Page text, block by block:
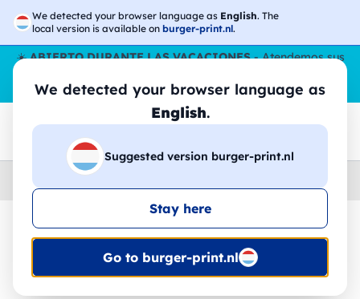
We detected your browser language as English. The
local version is available on burger-print.nl.
We detected your browser language as
English.
Suggested version burger-print.nl
Stay here
Go to burger-print.nl
☀️ABIERTO DURANTE LAS VACACIONES- Atendemos sus
pedidos durante todo el verano, incluso en agosto.
Sin parar
😎🌴
Home
🔥 -30% de impresión DTF